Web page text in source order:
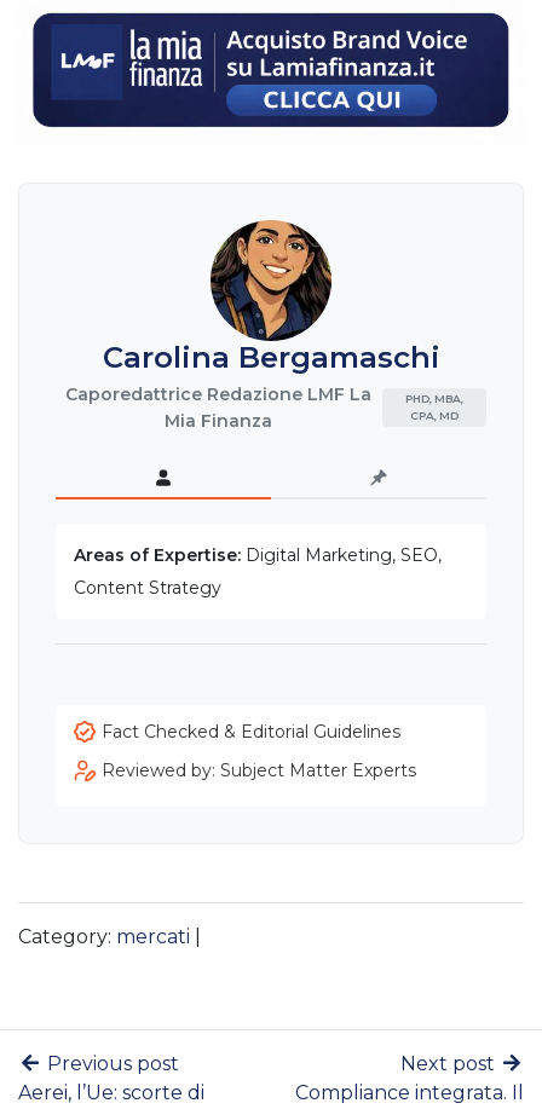
Carolina Bergamaschi
Caporedattrice Redazione LMF La
Mia Finanza
PHD, MBA,
CPA, MD
Areas of Expertise: Digital Marketing, SEO,
Content Strategy
Fact Checked & Editorial Guidelines
Reviewed by: Subject Matter Experts
Category: mercati
Previous post
Aerei, l’Ue: scorte di
Next post
Compliance integrata. Il